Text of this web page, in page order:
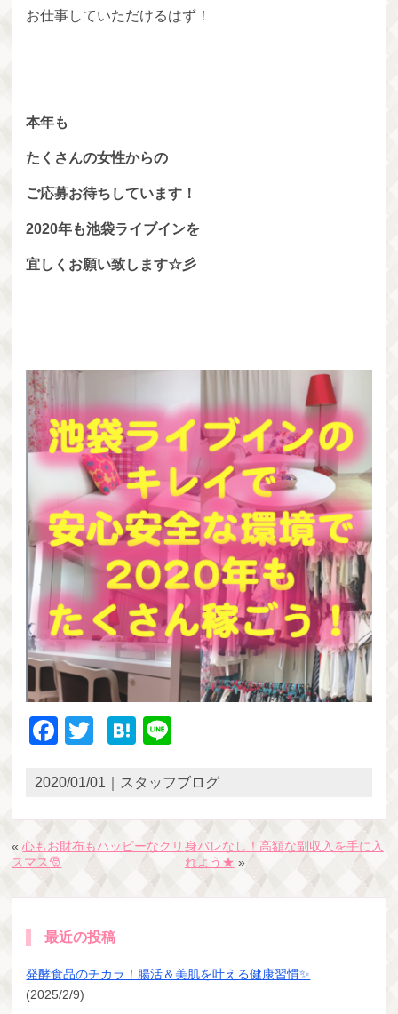
お仕事していただけるはず！
本年も
たくさんの女性からの
ご応募お待ちしています！
2020年も池袋ライブインを
宜しくお願い致します☆彡
Facebook
TwitterHatena
2020/01/01｜スタッフブログ
«心もお財布もハッピーなクリ
スマス🎅
身バレなし！高額な副収入を手に入
れよう★ »
最近の投稿
発酵食品のチカラ！腸活＆美肌を叶える健康習慣✨
(2025/2/9)